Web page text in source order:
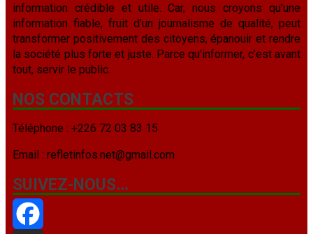
information crédible et utile. Car, nous croyons qu’une
information fiable, fruit d’un journalisme de qualité, peut
transformer positivement des citoyens, épanouir et rendre
la société plus forte et juste. Parce qu’informer, c’est avant
tout, servir le public.
NOS CONTACTS
Téléphone : +226 72 03 83 15
Email : refletinfos.net@gmail.com
SUIVEZ-NOUS…